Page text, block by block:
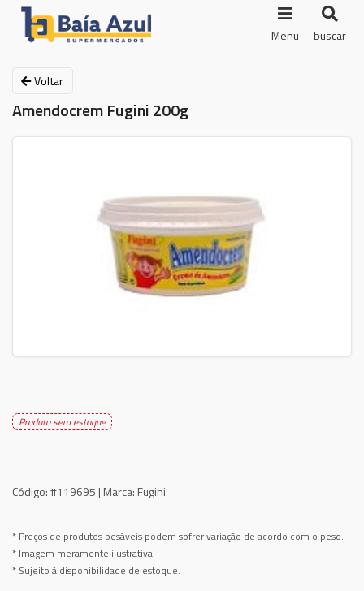
Menu buscar
Voltar
Amendocrem Fugini 200g
Produto sem estoque
Código:#119695 | Marca: Fugini
* Preços de produtos pesáveis podem sofrer variação de acordo com o peso.
* Imagem meramente ilustrativa.
* Sujeito à disponibilidade de estoque.